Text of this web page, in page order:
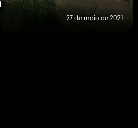
27 de maio de 2021